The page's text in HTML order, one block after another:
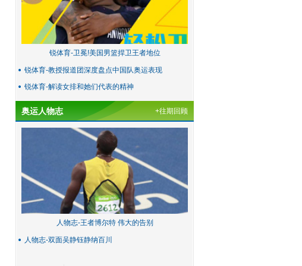
锐体育-卫冕!美国男篮捍卫王者地位
锐体育-教授报道团深度盘点中国队奥运表现
锐体育-解读女排和她们代表的精神
奥运人物志 +往期回顾
人物志-王者博尔特 伟大的告别
人物志-双面吴静钰静纳百川